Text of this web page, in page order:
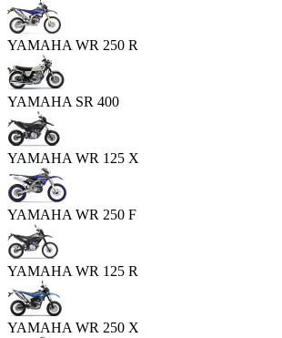
YAMAHA WR 250 R
YAMAHA SR 400
YAMAHA WR 125 X
YAMAHA WR 250 F
YAMAHA WR 125 R
YAMAHA WR 250 X